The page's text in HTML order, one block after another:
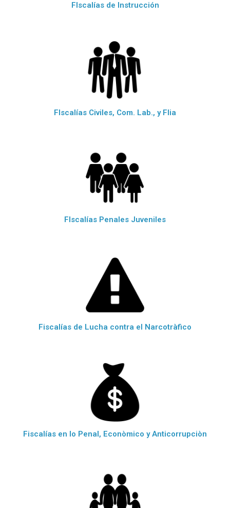
FIscalías de Instrucción
FIscalías Civiles, Com. Lab., y Flia
FIscalías Penales Juveniles
Fiscalías de Lucha contra el Narcotràfico
Fiscalías en lo Penal, Econòmico y Anticorrupciòn